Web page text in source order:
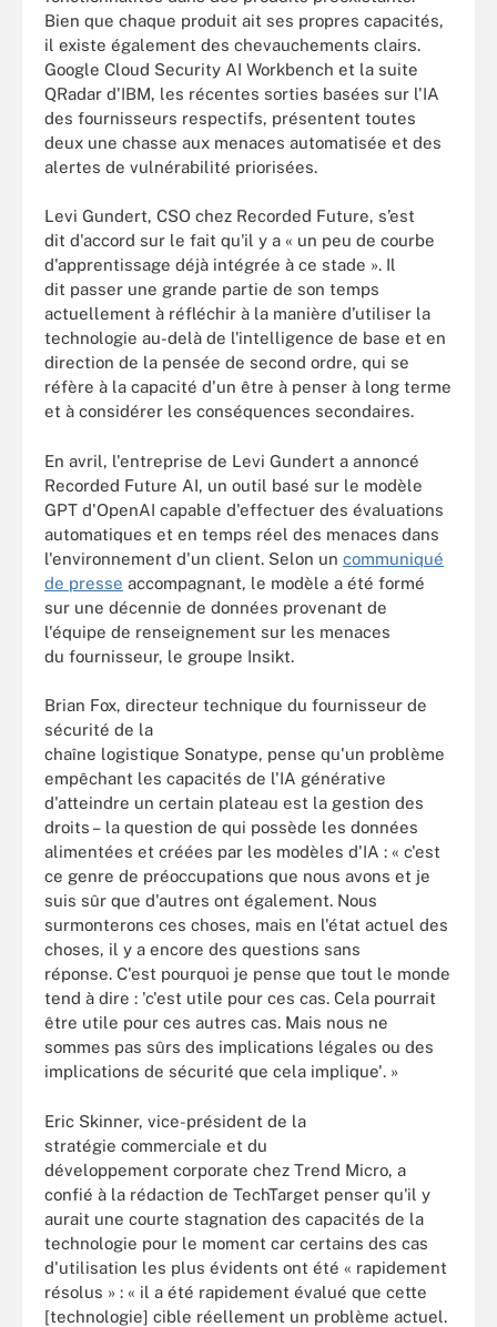
Bien que chaque produit ait ses propres capacités,
il existe également des chevauchements clairs.
Google Cloud Security AI Workbench et la suite
QRadar d'IBM, les récentes sorties basées sur l'IA
des fournisseurs respectifs, présentent toutes
deux une chasse aux menaces automatisée et des
alertes de vulnérabilité priorisées.
Levi Gundert, CSO chez Recorded Future, s’est
dit d'accord sur le fait qu'il y a « un peu de courbe
d'apprentissage déjà intégrée à ce stade ». Il
dit passer une grande partie de son temps
actuellement à réfléchir à la manière d’utiliser la
technologie au-delà de l'intelligence de base et en
direction de la pensée de second ordre, qui se
réfère à la capacité d'un être à penser à long terme
et à considérer les conséquences secondaires.
En avril, l'entreprise de Levi Gundert a annoncé
Recorded Future AI, un outil basé sur le modèle
GPT d'OpenAI capable d'effectuer des évaluations
automatiques et en temps réel des menaces dans
l'environnement d'un client. Selon un communiqué
de presse accompagnant, le modèle a été formé
sur une décennie de données provenant de
l'équipe de renseignement sur les menaces
du fournisseur, le groupe Insikt.
Brian Fox, directeur technique du fournisseur de
sécurité de la
chaîne logistique Sonatype, pense qu'un problème
empêchant les capacités de l'IA générative
d'atteindre un certain plateau est la gestion des
droits – la question de qui possède les données
alimentées et créées par les modèles d'IA : « c'est
ce genre de préoccupations que nous avons et je
suis sûr que d'autres ont également. Nous
surmonterons ces choses, mais en l'état actuel des
choses, il y a encore des questions sans
réponse. C'est pourquoi je pense que tout le monde
tend à dire : 'c'est utile pour ces cas. Cela pourrait
être utile pour ces autres cas. Mais nous ne
sommes pas sûrs des implications légales ou des
implications de sécurité que cela implique'. »
Eric Skinner, vice-président de la
stratégie commerciale et du
développement corporate chez Trend Micro, a
confié à la rédaction de TechTarget penser qu'il y
aurait une courte stagnation des capacités de la
technologie pour le moment car certains des cas
d'utilisation les plus évidents ont été « rapidement
résolus » : « il a été rapidement évalué que cette
[technologie] cible réellement un problème actuel.